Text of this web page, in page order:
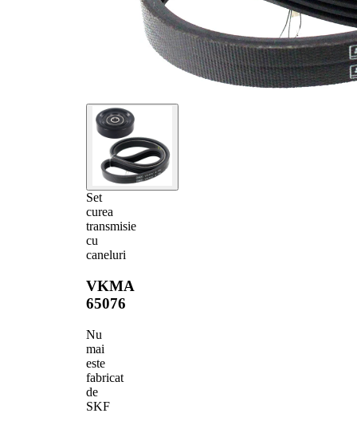
Set
curea
transmisie
cu
caneluri
VKMA
65076
Nu
mai
este
fabricat
de
SKF